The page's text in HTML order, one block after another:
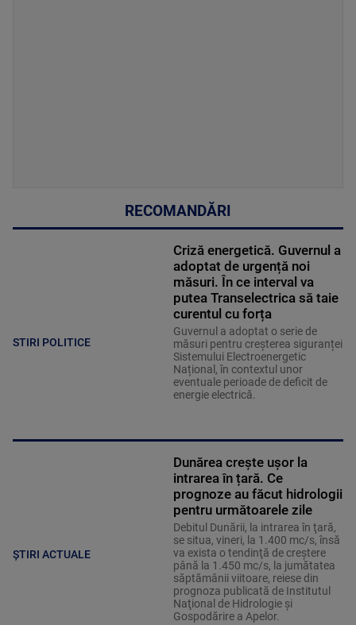
RECOMANDĂRI
STIRI POLITICE
Criză energetică. Guvernul a
adoptat de urgență noi
măsuri. În ce interval va
putea Transelectrica să taie
curentul cu forța
Guvernul a adoptat o serie de
măsuri pentru creșterea siguranței
Sistemului Electroenergetic
Național, în contextul unor
eventuale perioade de deficit de
energie electrică.
ȘTIRI ACTUALE
Dunărea crește ușor la
intrarea în țară. Ce
prognoze au făcut hidrologii
pentru următoarele zile
Debitul Dunării, la intrarea în ţară,
se situa, vineri, la 1.400 mc/s, însă
va exista o tendinţă de creştere
până la 1.450 mc/s, la jumătatea
săptămânii viitoare, reiese din
prognoza publicată de Institutul
Naţional de Hidrologie şi
Gospodărire a Apelor.